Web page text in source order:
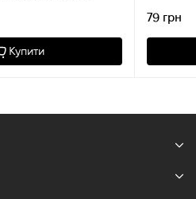
Купити
79 грн